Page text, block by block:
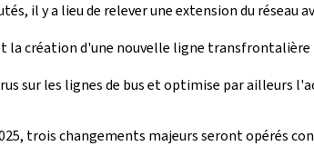
il y a lieu de relever une extension du
la création d'une nouvelle ligne
sur les lignes de bus et optimise par ailleurs
trois changements majeurs seront opérés